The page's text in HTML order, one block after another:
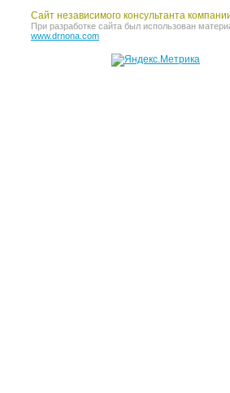
Сайт независимого консультанта
При разработке сайта был использован
www.drnona.com